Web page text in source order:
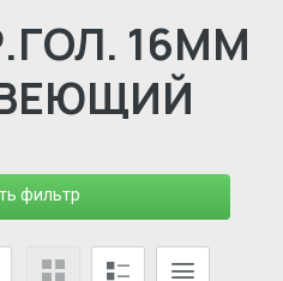
16ММ
фильтр